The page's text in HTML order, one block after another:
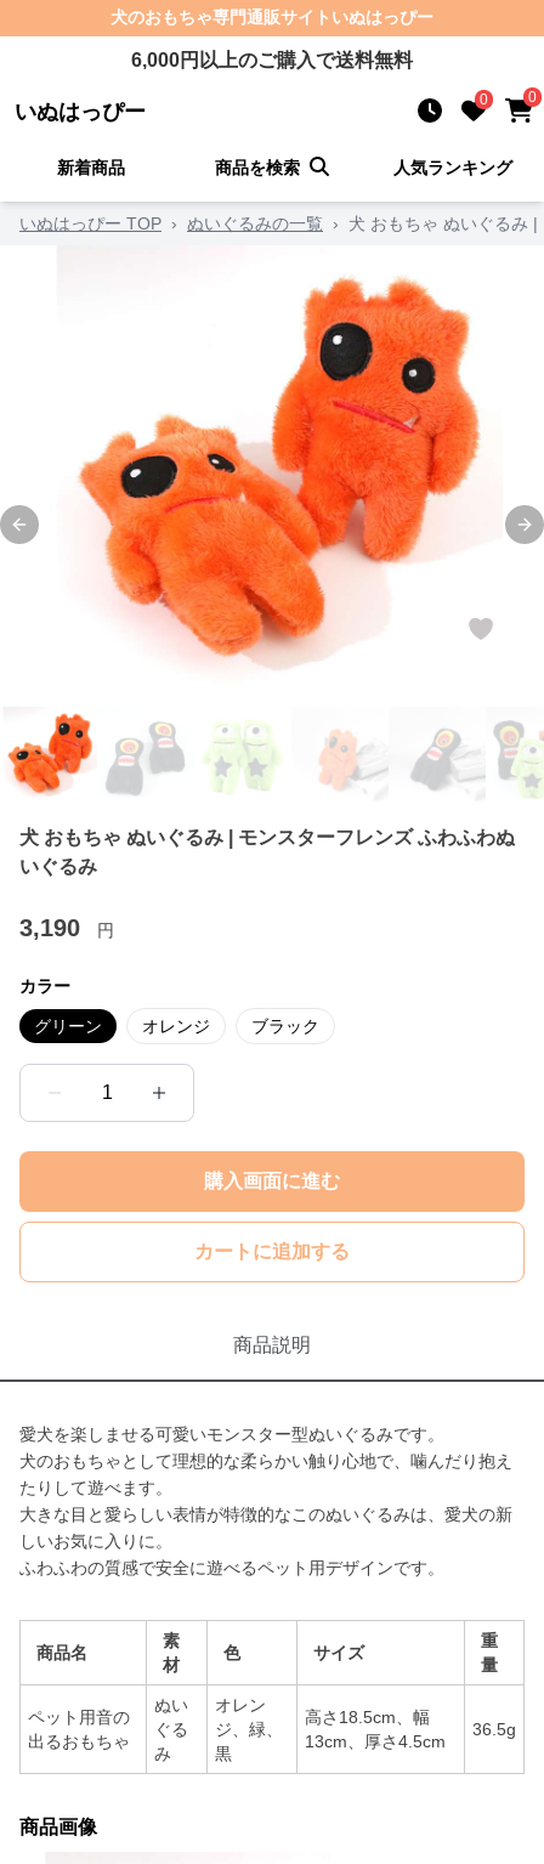
犬のおもちゃ専門通販サイト いぬはっぴー
6,000円以上のご購入で送料無料
いぬはっぴー 0 0
新着商品 商品を検索 人気ランキング
いぬはっぴー TOP › ぬいぐるみの一覧 › 犬 おもちゃ ぬいぐるみ
Previous slide
犬 おもちゃ ぬいぐるみ | モンスターフレンズ ふわふわぬ
いぐるみ
3,190 円
カラー
グリーン オレンジ ブラック
1
購入画面に進む
カートに追加する
商品説明
愛犬を楽しませる可愛いモンスター型ぬいぐるみです。
犬のおもちゃとして理想的な柔らかい触り心地で、噛んだり抱え
たりして遊べます。
大きな目と愛らしい表情が特徴的なこのぬいぐるみは、愛犬の新
しいお気に入りに。
ふわふわの質感で安全に遊べるペット用デザインです。
商品名
素
材
色 サイズ
重
量
ペット用音の
出るおもちゃ
ぬい
ぐる
み
オレン
ジ、緑、
黒
高さ18.5cm、幅
13cm、厚さ4.5cm
36.5g
商品画像